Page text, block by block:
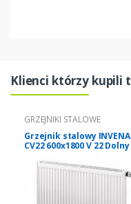
Klienci którzy kupili
GRZEJNIKI STALOWE
Grzejnik stalowy INVENA
CV22 600x1800 V 22 Dolny